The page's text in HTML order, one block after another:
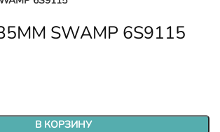
SWAMP 6S9115
В КОРЗИНУ